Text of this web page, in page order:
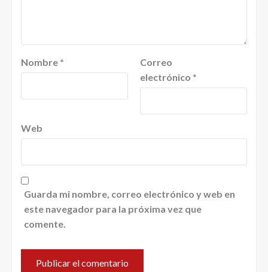
Nombre *
Correo
electrónico *
Web
Guarda mi nombre, correo electrónico y web en
este navegador para la próxima vez que
comente.